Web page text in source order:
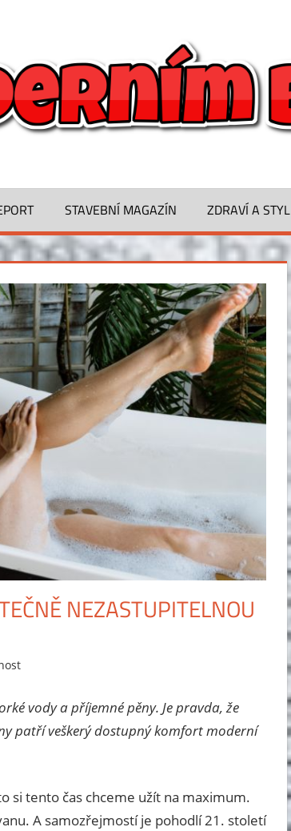
STAVEBNÍ MAGAZÍN ZDRAVÍ A STYL
NEZASTUPITELNOU
vody a příjemné pěny. Je pravda, že
patří veškerý dostupný komfort moderní
si tento čas chceme užít na maximum.
A samozřejmostí je pohodlí 21. století